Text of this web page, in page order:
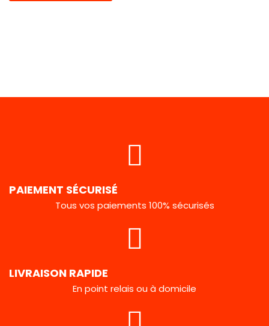
PAIEMENT SÉCURISÉ
Tous vos paiements 100% sécurisés
LIVRAISON RAPIDE
En point relais ou à domicile